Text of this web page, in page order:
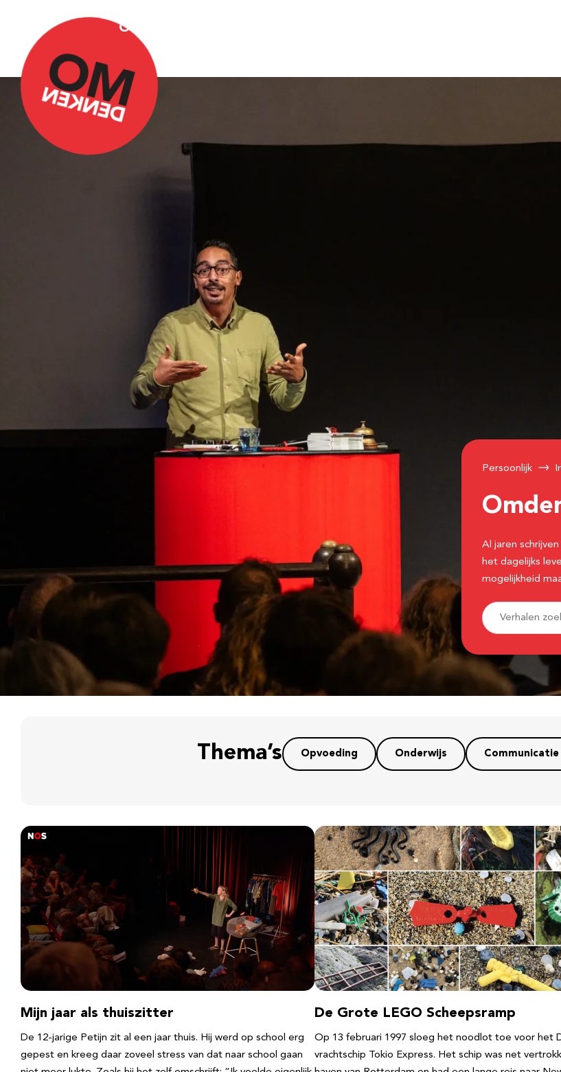
Over Omdenken
Persoonlijk
Al jaren
het dagelijks
mogelijkheid
Thema’s Opvoeding Onderwijs Communicatie
Mijn jaar als thuiszitter
De 12-jarige Petijn zit al een jaar thuis. Hij werd op school erg
gepest en kreeg daar zoveel stress van dat naar school gaan
De Grote LEGO Scheepsramp
Op 13 februari 1997 sloeg het noodlot toe voor het
vrachtschip Tokio Express. Het schip was net